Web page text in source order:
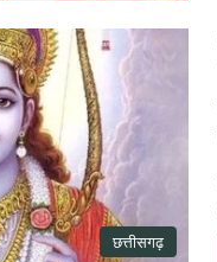
छत्तीसगढ़